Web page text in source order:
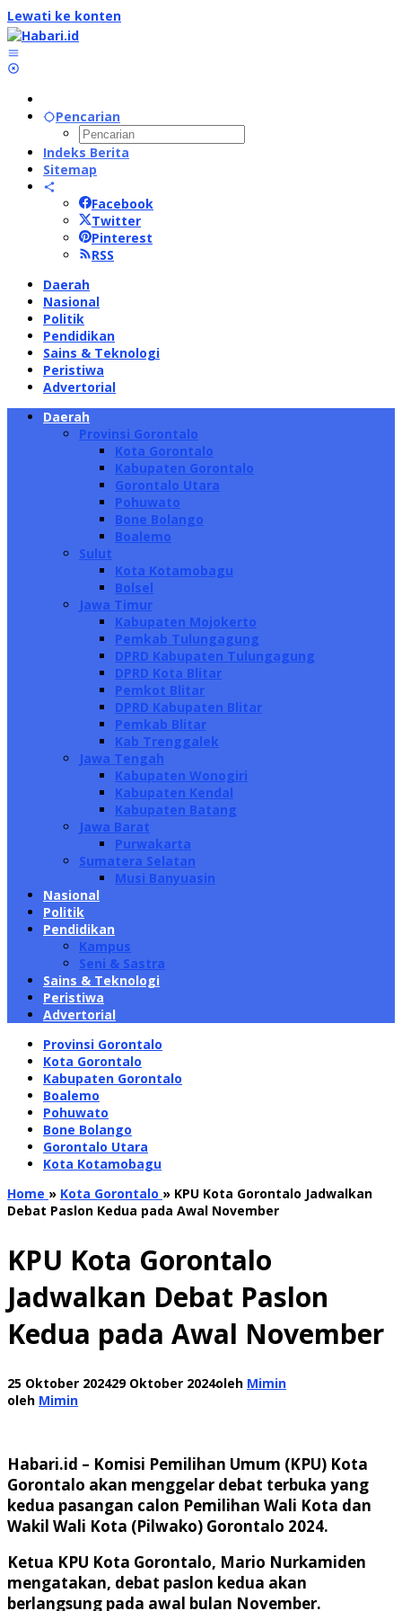
Lewati ke konten
Pencarian
Indeks Berita
Sitemap
Facebook
Twitter
Pinterest
RSS
Daerah
Nasional
Politik
Pendidikan
Sains & Teknologi
Peristiwa
Advertorial
Daerah
Provinsi Gorontalo
Kota Gorontalo
Kabupaten Gorontalo
Gorontalo Utara
Pohuwato
Bone Bolango
Boalemo
Sulut
Kota Kotamobagu
Bolsel
Jawa Timur
Kabupaten Mojokerto
Pemkab Tulungagung
DPRD Kabupaten Tulungagung
DPRD Kota Blitar
Pemkot Blitar
DPRD Kabupaten Blitar
Pemkab Blitar
Kab Trenggalek
Jawa Tengah
Kabupaten Wonogiri
Kabupaten Kendal
Kabupaten Batang
Jawa Barat
Purwakarta
Sumatera Selatan
Musi Banyuasin
Nasional
Politik
Pendidikan
Kampus
Seni & Sastra
Sains & Teknologi
Peristiwa
Advertorial
Provinsi Gorontalo
Kota Gorontalo
Kabupaten Gorontalo
Boalemo
Pohuwato
Bone Bolango
Gorontalo Utara
Kota Kotamobagu
Home » Kota Gorontalo » KPU Kota Gorontalo Jadwalkan
Debat Paslon Kedua pada Awal November
KPU Kota Gorontalo
Jadwalkan Debat Paslon
Kedua pada Awal November
25 Oktober 202429 Oktober 2024oleh Mimin
oleh Mimin
Habari.id – Komisi Pemilihan Umum (KPU) Kota
Gorontalo akan menggelar debat terbuka yang
kedua pasangan calon Pemilihan Wali Kota dan
Wakil Wali Kota (Pilwako) Gorontalo 2024.
Ketua KPU Kota Gorontalo, Mario Nurkamiden
mengatakan, debat paslon kedua akan
berlangsung pada awal bulan November.